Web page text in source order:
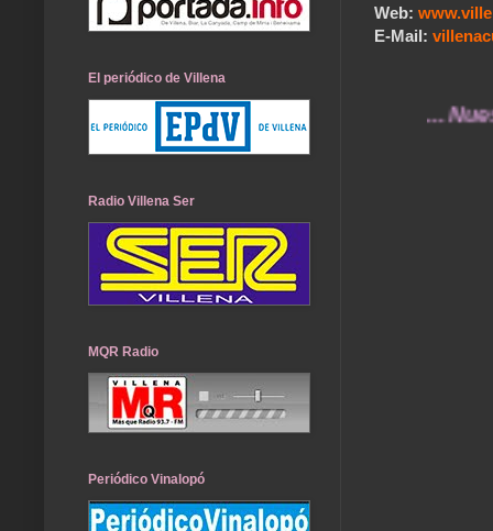
Web:
E-Mail:
... Nuestros
El periódico de Villena
Radio Villena Ser
MQR Radio
Periódico Vinalopó